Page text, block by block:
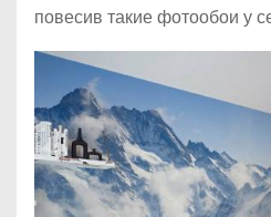
повесив такие фотообои у